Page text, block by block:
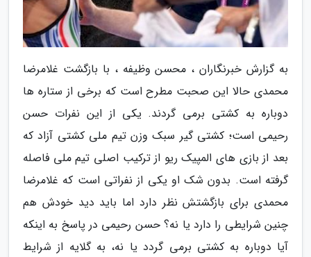
به گزارش خبرنگاران ، محسن وظیفه ، با بازگشت غلامرضا
محمدی حالا این صحبت مطرح است که برخی از ستاره ها
دوباره به کشتی برمی گردند. یکی از این نفرات حسن
رحیمی است؛ کشتی گیر سبک وزن تیم ملی کشتی آزاد که
بعد از بازی های المپیک ریو از ترکیب اصلی تیم ملی فاصله
گرفته است. بدون شک او یکی از نفراتی است که غلامرضا
محمدی برای بازگشتش نظر دارد اما باید دید خودش هم
چنین شرایطی را دارد یا نه؟ حسن رحیمی در پاسخ به اینکه
آیا دوباره به کشتی برمی گردد یا نه، به گلایه از شرایط